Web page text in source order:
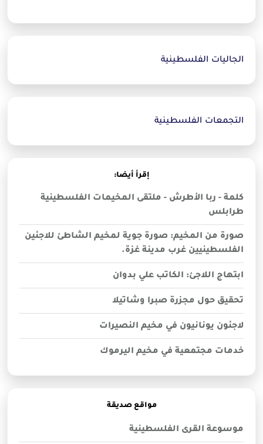
الجاليات الفلسطينية
التجمعات الفلسطينية
إقرأ أيضا:
كلمة - ربا الأطرش - ملتقى المخيمات الفلسطينية
طرابلس
صورة من المخيم: صورة جوية لمخيم الشاطئ للاجئين
الفلسطينيين غرب مدينة غزة.
ابتهاج اللاجئ: الكاتب علي بدوان
تحقيق حول مجزرة صبرا وشاتيلا
لاجئون يونانيون في مخيم النصيرات
خدمات مجتمعية في مخيم اليرموك
مواقع صديقة
موسوعة القرى الفلسطينية